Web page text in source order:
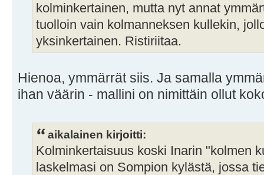
kolminkertainen, mutta nyt annat
tuolloin vain kolmanneksen kullekin,
yksinkertainen. Ristiriitaa.
Hienoa, ymmärrät siis. Ja samalla
ihan väärin - mallini on nimittäin ollut
aikalainen kirjoitti:
Kolminkertaisuus koski Inarin "kolmen
laskelmasi on Sompion kylästä, jossa